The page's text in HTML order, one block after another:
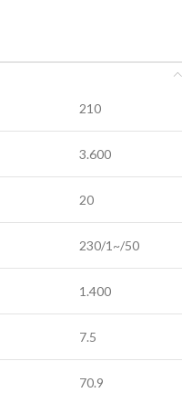
210
3.600
20
230/1~/50
1.400
7.5
70.9